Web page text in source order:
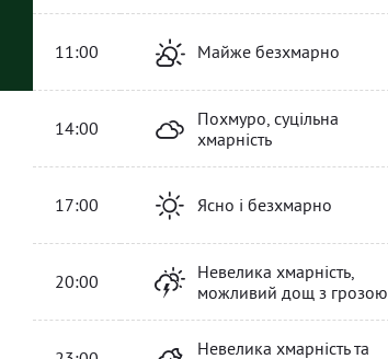
11:00 Майже безхмарно
14:00
Похмуро, суцільна
хмарність
17:00 Ясно і безхмарно
20:00
Невелика хмарність,
можливий дощ з грозою
Невелика хмарність та